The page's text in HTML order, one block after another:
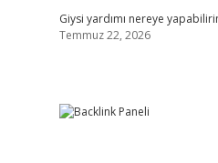
Giysi yardımı nereye
Temmuz 22, 2026